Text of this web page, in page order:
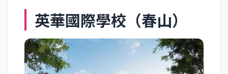
柔佛
英華國際學校（春山）